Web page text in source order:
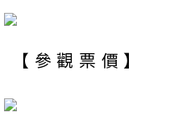
【參觀票價】